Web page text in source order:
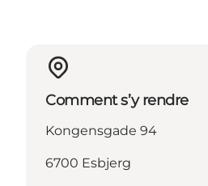
Comment s’y rendre
Kongensgade 94
6700 Esbjerg